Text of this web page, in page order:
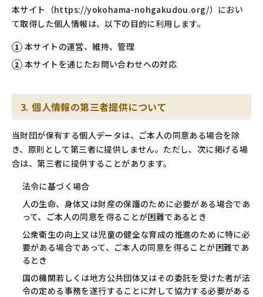
本サイト（https://yokohama-nohgakudou.org/）におい
て取得した個人情報は、以下の目的に利用します。
本サイトの運営、維持、管理
本サイトを通じたお問い合わせへの対応
3. 個人情報の第三者提供について
当財団が保有する個人データは、ご本人の同意ある場合を除
き、原則として第三者に提供しません。ただし、次に掲げる場
合は、第三者に提供することがあります。
法令に基づく場合
人の生命、身体又は財産の保護のために必要がある場合であ
って、ご本人の同意を得ることが困難であるとき
公衆衛生の向上又は児童の健全な育成の推進のために特に必
要がある場合であって、ご本人の同意を得ることが困難であ
るとき
国の機関若しくは地方公共団体又はその委託を受けた者が法
令の定める事務を遂行することに対して協力する必要がある